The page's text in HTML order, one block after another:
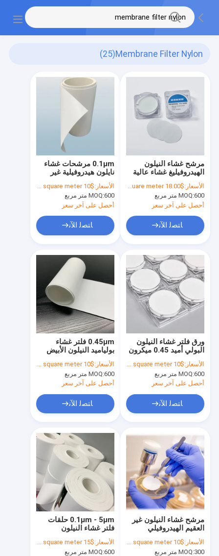
Membrane Filter Nylon
(25)
0.1μm مرشحات غشاء
نايلون هيدروفيلية غير
عقيمة مقاومة حرارية
عالية
الأسعار:$10 to $18 per square meter
MOQ:600 متر مربع
أحصل على آخر سعر
ﺎﺘﺼﻟ ﺍﻶﻧ
مرشح غشاء النيلون
الهيدروفيليغ غشاء عالية
الارتباط البروتين
الأسعار:$18.00 to $20.00 per square meter
MOQ:600 متر مربع
أحصل على آخر سعر
ﺎﺘﺼﻟ ﺍﻶﻧ
0.45μm فلتر غشاء
بولياميد النيلون الأبيض
غير العقيم بدون شبكات
الأسعار:$10 to $18 per square meter
MOQ:600 متر مربع
أحصل على آخر سعر
ﺎﺘﺼﻟ ﺍﻶﻧ
ورق فلتر غشاء النيلون
البولي أميد 0.45 ميكرون
لفلاتر الفراغ
الأسعار:$10 to $18 per square meter
MOQ:600 متر مربع
أحصل على آخر سعر
ﺎﺘﺼﻟ ﺍﻶﻧ
0.1μm - 5μm حلقات
فلتر غشاء النيلون
(بولياميد)
الأسعار:$15 to $20 per square meter
MOQ:600 متر مربع
مرشح غشاء النيلون غير
العقيم الهيدروفيلي
لتحضير العينات بواسطة
HPLC
الأسعار:$10 to $18 per square meter
MOQ:300 متر مربع